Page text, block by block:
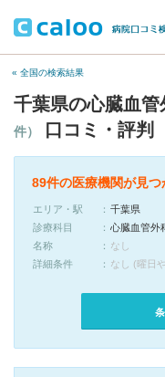
« 全国の検索結果
千葉県の心臓血
件）
口コミ・評判
89件の医療機関が見つ
エリア・駅
千葉県
診療科目
心臓血管外
名称
なし
詳細条件
なし (曜日